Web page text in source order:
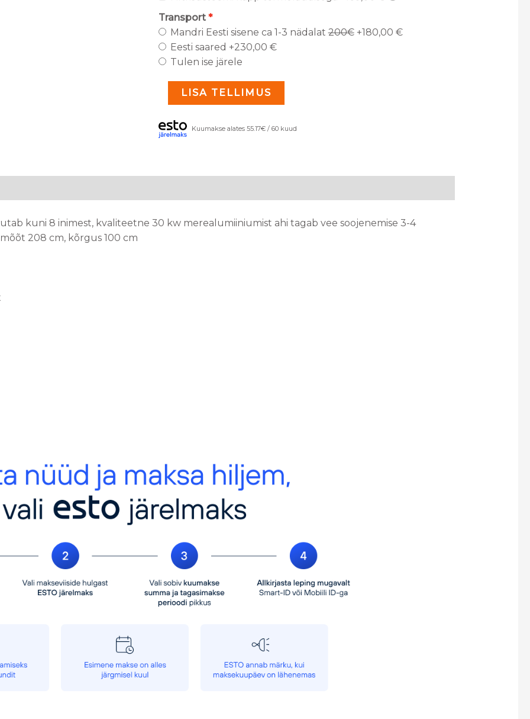
Transport
Mandri Eesti sisene ca 1-3 nädalat200€ +180,00 €
Eesti saared +230,00 €
Tulen ise järele
LISA TELLIMUS
Kuumakse alates 55.17€ / 60 kuud
kuni 8 inimest, kvaliteetne 30 kw merealumiiniumist ahi tagab vee soojenemise 3-4
208 cm, kõrgus 100 cm